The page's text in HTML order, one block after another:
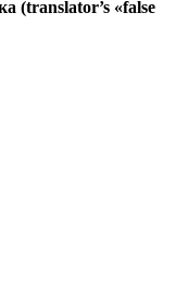
(translator’s «false